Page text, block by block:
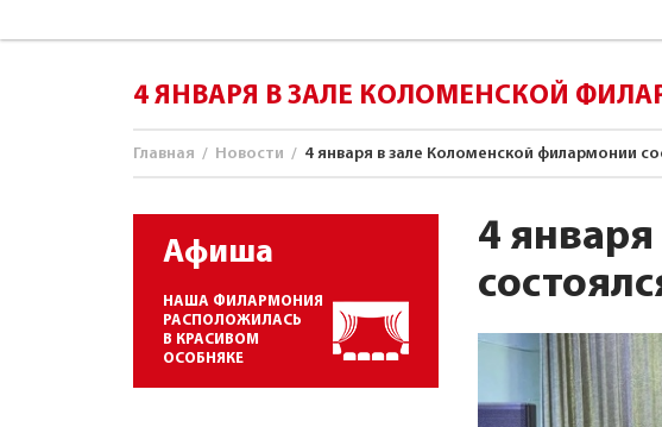
4 ЯНВАРЯ В ЗАЛЕ КОЛОМЕНСКОЙ
Главная / Новости / 4 января в зале Коломенской филармонии
4
Афиша
НАША ФИЛАРМОНИЯ
РАСПОЛОЖИЛАСЬ
В КРАСИВОМ
ОСОБНЯКЕ